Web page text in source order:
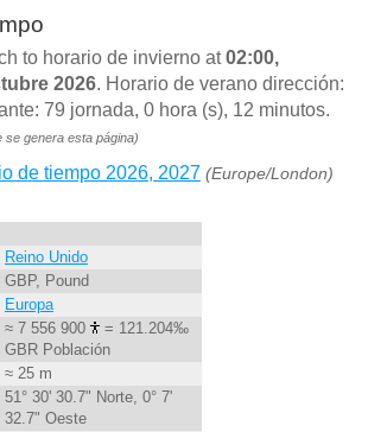
to horario de invierno at02:00,
2026. Horario de verano dirección:
79 jornada, 0 hora (s), 12 minutos.
se genera esta página)
de tiempo 2026, 2027 (Europe/London)
Reino Unido
GBP, Pound
Europa
≈ 7 556 900
= 121.204‰
GBR Población
≈ 25 m
51° 30' 30.7" Norte, 0° 7'
32.7" Oeste